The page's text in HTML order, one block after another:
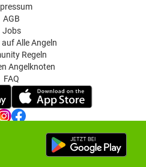
AGB
Jobs
Alle Angeln
Regeln
Angelknoten
FAQ
Einstellungen